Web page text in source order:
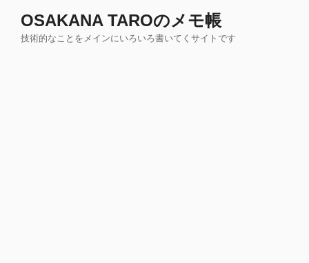
OSAKANA TAROのメモ帳
技術的なことをメインにいろいろ書いてくサイトです